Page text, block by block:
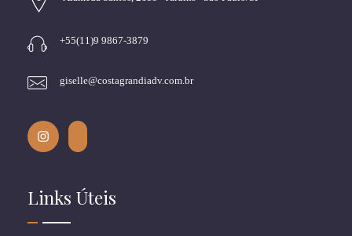
+55(11)9 9867-3879
giselle@costagrandiadv.com.br
Links Úteis